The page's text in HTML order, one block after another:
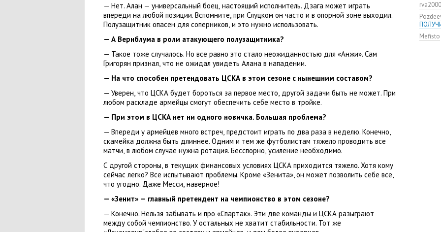
— Нет. Алан — универсальный боец, настоящий исполнитель. Дзага может играть
впереди на любой позиции. Вспомните, при Слуцком он часто и в опорной зоне выходил.
Полузащитник опасен для соперников, и это нужно использовать.
— А Вернблума в роли атакующего полузащитника?
— Такое тоже случалось. Но все равно это стало неожиданностью для «Анжи». Сам
Григорян признал, что не ожидал увидеть Алана в нападении.
— На что способен претендовать ЦСКА в этом сезоне с нынешним составом?
— Уверен, что ЦСКА будет бороться за первое место, другой задачи быть не может. При
любом раскладе армейцы смогут обеспечить себе место в тройке.
— При этом в ЦСКА нет ни одного новичка. Большая проблема?
— Впереди у армейцев много встреч, предстоит играть по два раза в неделю. Конечно,
скамейка должна быть длиннее. Одним и тем же футболистам тяжело проводить все
матчи, в любом случае нужна ротация. Бесспорно, усиление необходимо.
С другой стороны, в текущих финансовых условиях ЦСКА приходится тяжело. Хотя кому
сейчас легко? Все испытывают проблемы. Кроме «Зенита», он может позволить себе все,
что угодно. Даже Месси, наверное!
— «Зенит» — главный претендент на чемпионство в этом сезоне?
— Конечно. Нельзя забывать и про «Спартак». Эти две команды и ЦСКА разыграют
между собой чемпионство. У остальных не хватит стабильности. Тот же
ЦСКА
ЦСКА
rva2000
Mefisto